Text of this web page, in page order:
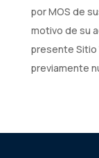
por MOS de
motivo de su
presente Sitio
previamente